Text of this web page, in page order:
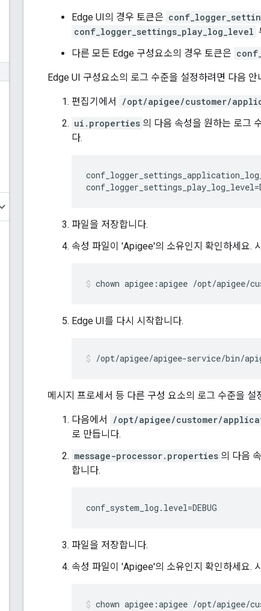
Edge UI의 경우 토큰은
conf_logger_settings_play_log_level
다른 모든 Edge 구성요소의 경우 토큰은
Edge UI 구성요소의 로그 수준을 설정하려면 다음 안
편집기에서 /opt/apigee/customer/
ui.properties 의 다음 속성을 원하는 로그
다.
파일을 저장합니다.
속성 파일이 'Apigee'의 소유인지 확인하세요.
chown apigee:apigee /opt/apigee/
Edge UI를 다시 시작합니다.
/opt/apigee/apigee-service/bin/
메시지 프로세서 등 다른 구성 요소의 로그 수준을 설
다음에서 /opt/apigee/customer/
로 만듭니다.
message-processor.properties 의 다음
합니다.
conf_system_log.level=DEBUG
파일을 저장합니다.
속성 파일이 'Apigee'의 소유인지 확인하세요.
chown apigee:apigee /opt/apigee/